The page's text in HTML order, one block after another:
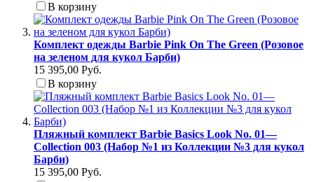
В корзину
Комплект одежды Barbie Pink On The Green (Розовое
на зеленом для кукол Барби)
15 395,00 Руб.
В корзину
Пляжный комплект Barbie Basics Look No. 01—
Collection 003 (Набор №1 из Коллекции №3 для кукол
Барби)
15 395,00 Руб.